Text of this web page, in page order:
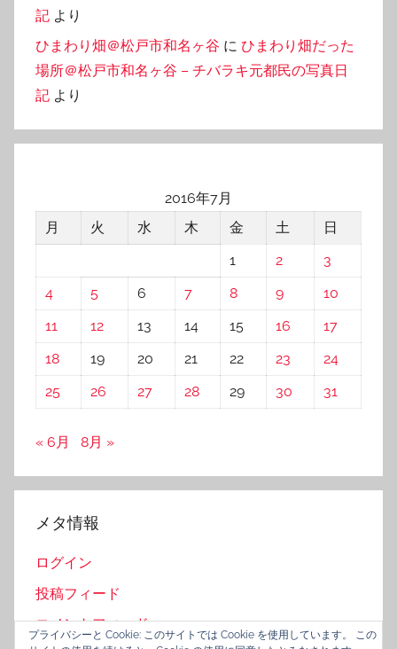
記 より
ひまわり畑＠松戸市和名ヶ谷 に ひまわり畑だった
場所＠松戸市和名ヶ谷 – チバラキ元都民の写真日
記 より
2016年7月
月
火 水 木 金 土
日
1
2
3
4
5 6 7 8 9
10
11
12 13 14 15 16
17
18
19 20 21 22 23
24
25
26 27 28 29 30 31
« 6月 8月 »
メタ情報
ログイン
投稿フィード
コメントフィード
プライバシーと Cookie: このサイトでは Cookie を使用しています。 この